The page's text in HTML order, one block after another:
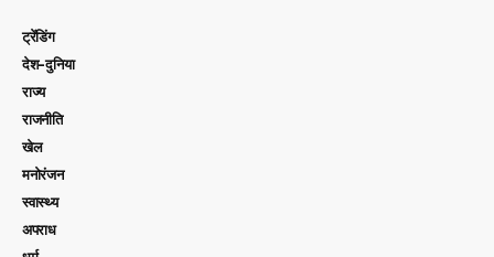
ट्रेंडिंग
देश-दुनिया
राज्य
राजनीति
खेल
मनोरंजन
स्वास्थ्य
अपराध